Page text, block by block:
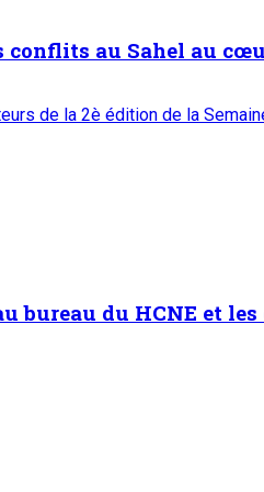
au Sahel au
de la 2è édition de la
bureau du HCNE et